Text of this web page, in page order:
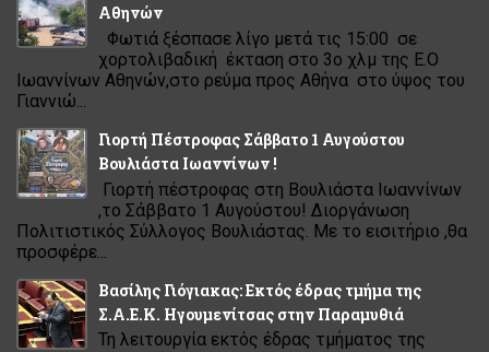
Αθηνών
Φωτιά ξέσπασε λίγο μετά τις 15:00 σε
χορτολιβαδική έκταση στο 3ο χλμ της Ε.Ο
Ιωαννίνων Αθηνών,στο ρεύμα προς Αθήνα στο ύψος του
Γιαννιώ...
Γιορτή Πέστροφας Σάββατο 1 Αυγούστου
Βουλιάστα Ιωαννίνων !
Γιορτή πέστροφας στη Βουλιάστα Ιωαννίνων
,το Σάββατο 1 Αυγούστου! Διοργάνωση
Πολιτιστικός Σύλλογος Βουλιάστας. Με το εισιτήριο ,θα
προσφέρε...
Βασίλης Γιόγιακας: Εκτός έδρας τμήμα της
Σ.Α.Ε.Κ. Ηγουμενίτσας στην Παραμυθιά
Τη λειτουργία εκτός έδρας τμήματος της